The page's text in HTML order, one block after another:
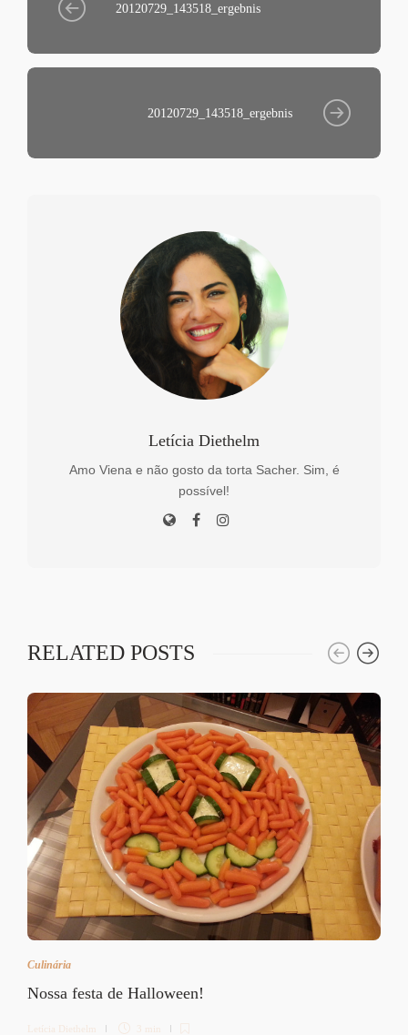
20120729_143518_ergebnis
20120729_143518_ergebnis
Letícia Diethelm
Amo Viena e não gosto da torta Sacher. Sim, é
possível!
RELATED POSTS
Culinária
Nossa festa de Halloween!
Letícia Diethelm 3 min